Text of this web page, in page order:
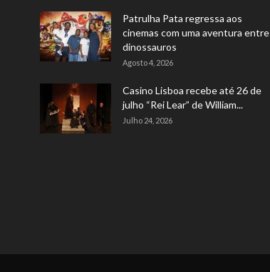
Patrulha Pata regressa aos
cinemas com uma aventura entre
dinossauros
Agosto 4, 2026
Casino Lisboa recebe até 26 de
julho “Rei Lear” de William...
Julho 24, 2026